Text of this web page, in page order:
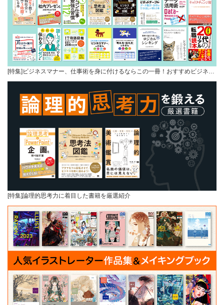
[特集]ビジネスマナー、仕事術を身に付けるならこの一冊！おすすめビジネ…
[特集]論理的思考力に着目した書籍を厳選紹介